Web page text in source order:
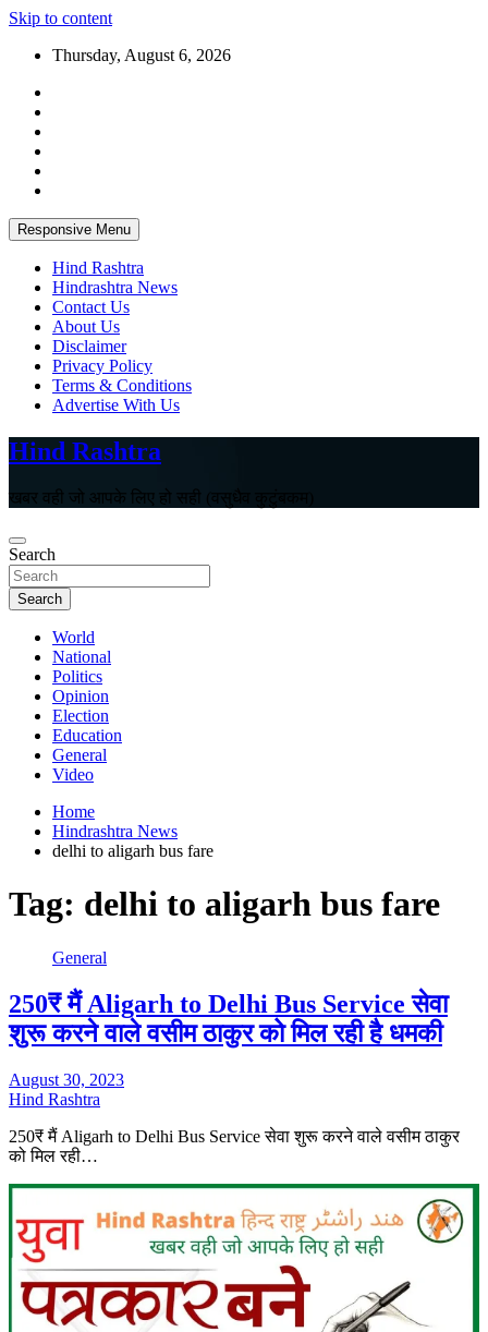
Skip to content
Thursday, August 6, 2026
Responsive Menu
Hind Rashtra
Hindrashtra News
Contact Us
About Us
Disclaimer
Privacy Policy
Terms & Conditions
Advertise With Us
Hind Rashtra
खबर वही जो आपके लिए हो सही (वसुधैव कुटुंबकम)
Search
Search
World
National
Politics
Opinion
Election
Education
General
Video
Home
Hindrashtra News
delhi to aligarh bus fare
Tag: delhi to aligarh bus fare
General
250₹ मैं Aligarh to Delhi Bus Service सेवा
शुरू करने वाले वसीम ठाकुर को मिल रही है धमकी
August 30, 2023
Hind Rashtra
250₹ मैं Aligarh to Delhi Bus Service सेवा शुरू करने वाले वसीम ठाकुर
को मिल रही…